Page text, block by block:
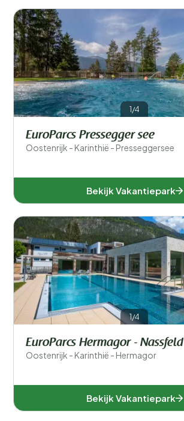
Vorarlberg (2)
Voor kinderen
Eten en drinken
Algemene parkfaciliteiten
Sport en recreatie
Zwemmen
Wellness
Ligging
Verblijfstype
Speciale voorkeuren
In de buurt
Aanbieder
Accommodatiegrootte
1/4
EuroParcs Pressegger see
Oostenrijk - Karinthië - Presseggersee
Bekijk Vakantiepark
1/4
EuroParcs Hermagor - Nassfeld
Oostenrijk - Karinthië - Hermagor
Bekijk Vakantiepark